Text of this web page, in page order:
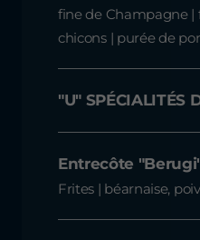
fine de Champagne |
chicons | purée de
"U" SPÉCIALITÉS
Entrecôte
Frites | béarnaise,